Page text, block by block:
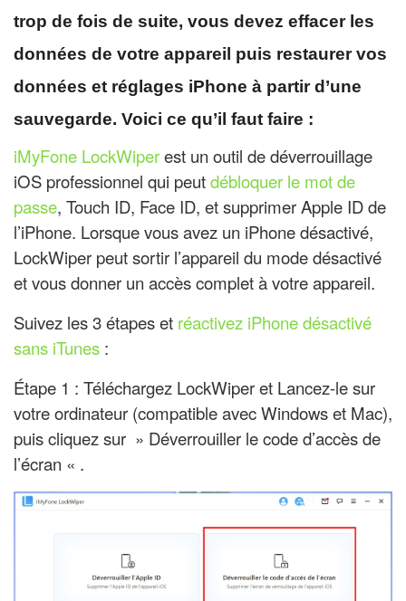
trop de fois de suite, vous devez effacer les
données de votre appareil puis restaurer vos
données et réglages iPhone à partir d’une
sauvegarde. Voici ce qu’il faut faire :
iMyFone LockWiperest un outil de déverrouillage
iOS professionnel qui peutdébloquer le mot de
passe, Touch ID, Face ID, et supprimer Apple ID de
l’iPhone. Lorsque vous avez un iPhone désactivé,
LockWiper peut sortir l’appareil du mode désactivé
et vous donner un accès complet à votre appareil.
Suivez les 3 étapes et réactivez iPhone désactivé
sans iTunes :
Étape 1 : Téléchargez LockWiper et Lancez-le sur
votre ordinateur (compatible avec Windows et Mac),
puis cliquez sur » Déverrouiller le code d’accès de
l’écran « .